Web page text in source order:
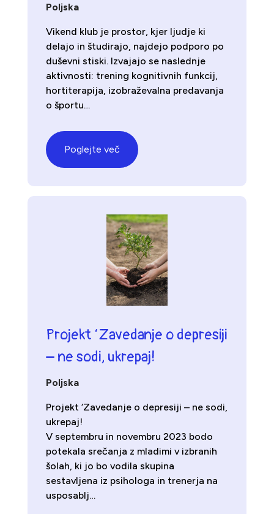
Poljska
Vikend klub je prostor, kjer ljudje ki
delajo in študirajo, najdejo podporo po
duševni stiski. Izvajajo se naslednje
aktivnosti: trening kognitivnih funkcij,
hortiterapija, izobraževalna predavanja
o športu…
Poglejte več
Projekt ‘Zavedanje o depresiji
– ne sodi, ukrepaj!
Poljska
Projekt ‘Zavedanje o depresiji – ne sodi,
ukrepaj!
V septembru in novembru 2023 bodo
potekala srečanja z mladimi v izbranih
šolah, ki jo bo vodila skupina
sestavljena iz psihologa in trenerja na
usposablj…